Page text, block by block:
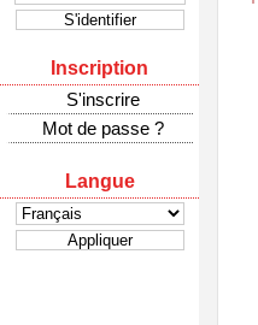
Inscription
S'inscrire
Mot de passe ?
Langue